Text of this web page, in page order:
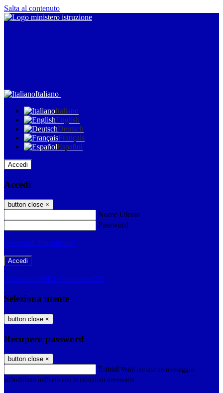
Salta al contenuto
Italiano
Italiano
English
Deutsch
Français
Español
Accedi
Accedi
button close ×
Nome Utente
Password
Password dimenticata?
-
Entra con SPID Entra con CIE
Seleziona utente
button close ×
Recupero password
button close ×
E-mail Verrà inviato un messaggio
all'indirizzo indicato con le istruzioni necessarie.